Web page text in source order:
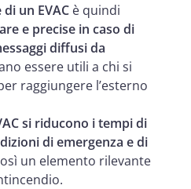
un EVAC è quindi
e precise in caso di
diffusi da
essere utili a chi si
raggiungere l’esterno
si riducono i tempi di
di emergenza e di
un elemento rilevante